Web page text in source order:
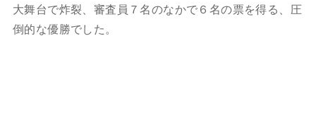
大舞台で炸裂、審査員７名のなかで６名の票を得る、圧
倒的な優勝でした。